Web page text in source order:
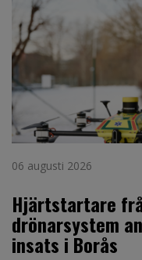
06 augusti 2026
Hjärtstartare
drönarsystem
insats i Borås